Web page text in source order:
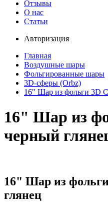
Отзывы
О нас
Статьи
Авторизация
Главная
Воздушные шары
Фольгированные шары
3D-сферы (Orbz)
16" Шар из фольги 3D
16" Шар из
черный
16" Шар из
глянец